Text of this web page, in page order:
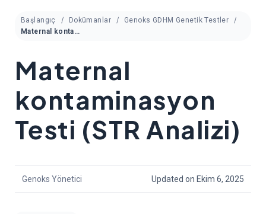
Başlangıç Dokümanlar
Genoks GDHM Genetik Testler
Maternal kontaminasyon Testi (STR Analizi)
Maternal
kontaminasyon
Testi (STR Analizi)
Genoks Yönetici Updated on Ekim 6, 2025